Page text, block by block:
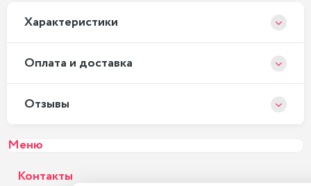
Xарактеристики
Оплата и доставка
Отзывы
Меню
Контакты